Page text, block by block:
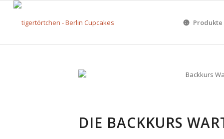
Produkte
DIE BACKKURS